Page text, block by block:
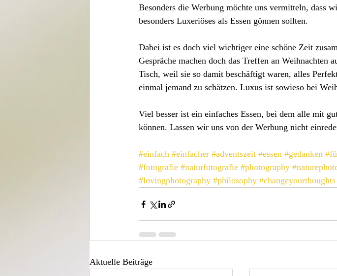
Besonders die Werbung möchte uns vermitteln, dass
besonders Luxeriöses als Essen gönnen sollten.
Dabei ist es doch viel wichtiger eine schöne Zeit
Gespräche machen doch das Treffen an Weihnachten
Tisch, weil sie so damit beschäftigt waren, alles
einmal jemand zu schätzen. Luxus ist sowieso bei
Viel besser ist ein einfaches Essen, bei dem alle mit
können. Lassen wir uns von der Werbung nicht
#einfach #einfacher #adventszeit #essen #gedanken
#fotografie #naturfotografie #photography
#lovingphotography #philosophy #changeyourthoughts
Aktuelle Beiträge